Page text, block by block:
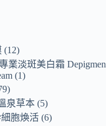
12
業淡斑美白霜
1
泉草本 5
細胞煥活 6